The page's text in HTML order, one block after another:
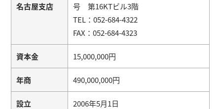
名古屋支店
号 第16KTビル3階
TEL：052-684-4322
FAX：052-684-4323
資本金 15,000,000円
年商 490,000,000円
設立 2006年5月1日